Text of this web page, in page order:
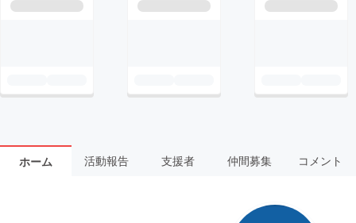
ホーム 活動報告 支援者 仲間募集 コメント